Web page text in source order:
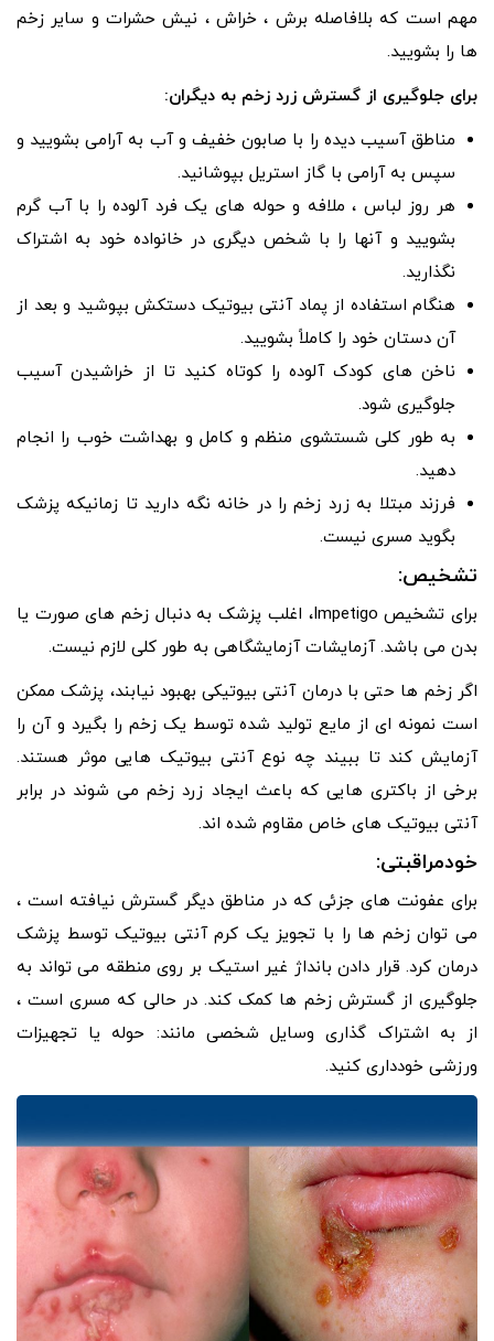
مهم است که بلافاصله برش ، خراش ، نیش حشرات و سایر زخم
ها را بشویید.
برای جلوگیری از گسترش زرد زخم به دیگران:
مناطق آسیب دیده را با صابون خفیف و آب به آرامی بشویید و
سپس به آرامی با گاز استریل بپوشانید.
هر روز لباس ، ملافه و حوله های یک فرد آلوده را با آب گرم
بشویید و آنها را با شخص دیگری در خانواده خود به اشتراک
نگذارید.
هنگام استفاده از پماد آنتی بیوتیک دستکش بپوشید و بعد از
آن دستان خود را کاملاً بشویید.
ناخن های کودک آلوده را کوتاه کنید تا از خراشیدن آسیب
جلوگیری شود.
به طور کلی شستشوی منظم و کامل و بهداشت خوب را انجام
دهید.
فرزند مبتلا به زرد زخم را در خانه نگه دارید تا زمانیکه پزشک
بگوید مسری نیست.
تشخیص:
برای تشخیص Impetigo، اغلب پزشک به دنبال زخم های صورت یا
بدن می باشد. آزمایشات آزمایشگاهی به طور کلی لازم نیست.
اگر زخم ها حتی با درمان آنتی بیوتیکی بهبود نیابند، پزشک ممکن
است نمونه ای از مایع تولید شده توسط یک زخم را بگیرد و آن را
آزمایش کند تا ببیند چه نوع آنتی بیوتیک هایی موثر هستند.
برخی از باکتری هایی که باعث ایجاد زرد زخم می شوند در برابر
آنتی بیوتیک های خاص مقاوم شده اند.
خودمراقبتی:
برای عفونت های جزئی که در مناطق دیگر گسترش نیافته است ،
می توان زخم ها را با تجویز یک کرم آنتی بیوتیک توسط پزشک
درمان کرد. قرار دادن بانداژ غیر استیک بر روی منطقه می تواند به
جلوگیری از گسترش زخم ها کمک کند. در حالی که مسری است ،
از به اشتراک گذاری وسایل شخصی مانند: حوله یا تجهیزات
ورزشی خودداری کنید.